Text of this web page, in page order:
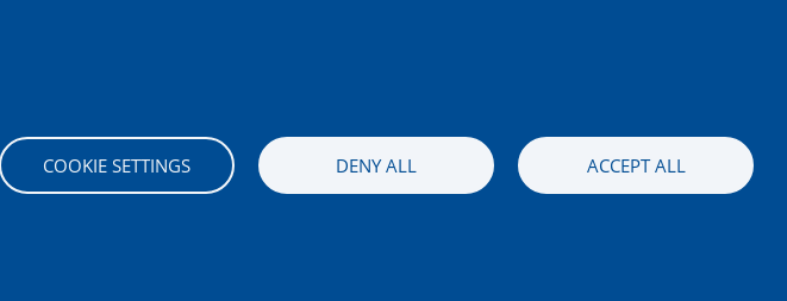
COOKIE SETTINGS DENY ALL ACCEPT ALL
Image Image